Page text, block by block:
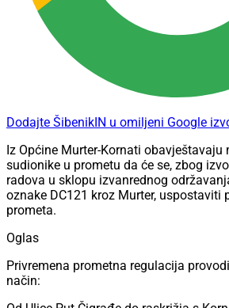
Dodajte ŠibenikIN u omiljeni Google
Iz Općine Murter-Kornati obavještavaju
sudionike u prometu da će se, zbog
radova u sklopu izvanrednog
oznake DC121 kroz Murter, uspostaviti
prometa.
Oglas
Privremena prometna regulacija
način: